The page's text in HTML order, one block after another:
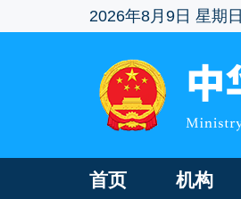
2026年8月9日 星期日
首页 机构